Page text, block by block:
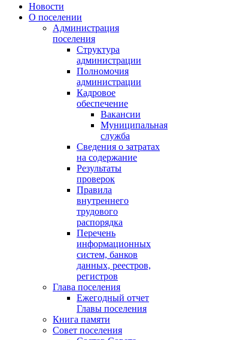
Новости
О поселении
Администрация
поселения
Структура
администрации
Полномочия
администрации
Кадровое
обеспечение
Вакансии
Муниципальная
служба
Сведения о затратах
на содержание
Результаты
проверок
Правила
внутреннего
трудового
распорядка
Перечень
информационных
систем, банков
данных, реестров,
регистров
Глава поселения
Ежегодный отчет
Главы поселения
Книга памяти
Совет поселения